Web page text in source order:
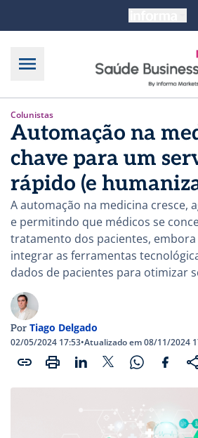
Colunistas
Automação na
chave para um
rápido (e
A automação na medicina cresce,
e permitindo que médicos se
tratamento dos pacientes,
integrar as ferramentas
dados de pacientes para otimizar
Por Tiago Delgado
02/05/2024 17:53•Atualizado em 08/11/2024